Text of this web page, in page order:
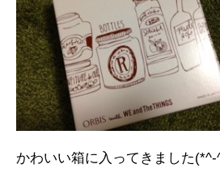
かわいい箱に入ってきました(*^-